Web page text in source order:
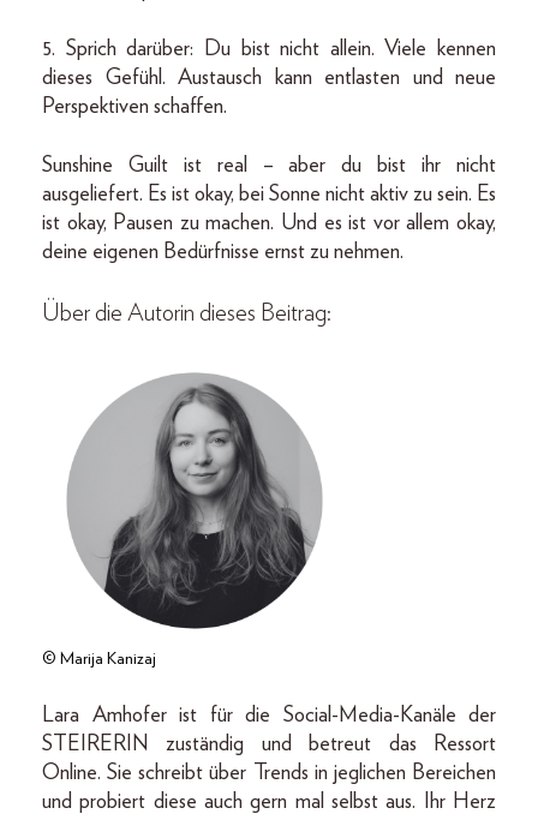
5. Sprich darüber: Du bist nicht allein. Viele kennen
dieses Gefühl. Austausch kann entlasten und neue
Perspektiven schaffen.
Sunshine Guilt ist real – aber du bist ihr nicht
ausgeliefert. Es ist okay, bei Sonne nicht aktiv zu sein. Es
ist okay, Pausen zu machen. Und es ist vor allem okay,
deine eigenen Bedürfnisse ernst zu nehmen.
Über die Autorin dieses Beitrag:
© Marija Kanizaj
Lara Amhofer ist für die Social-Media-Kanäle der
STEIRERIN zuständig und betreut das Ressort
Online. Sie schreibt über Trends in jeglichen Bereichen
und probiert diese auch gern mal selbst aus. Ihr Herz